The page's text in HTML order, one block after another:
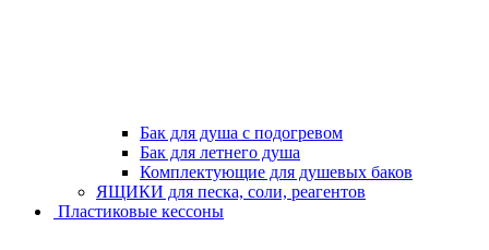
Бак для душа с подогревом
Бак для летнего душа
Комплектующие для душевых баков
ЯЩИКИ для песка, соли, реагентов
Пластиковые кессоны